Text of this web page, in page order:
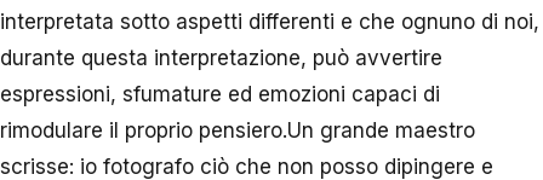
interpretata sotto aspetti differenti e che ognuno di noi,
durante questa interpretazione, può avvertire
espressioni, sfumature ed emozioni capaci di
rimodulare il proprio pensiero.Un grande maestro
scrisse: io fotografo ciò che non posso dipingere e